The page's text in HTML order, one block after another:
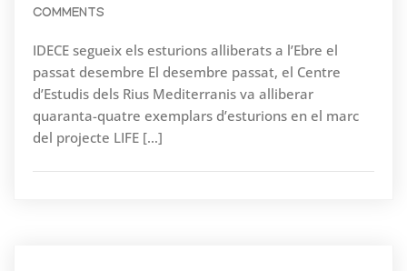
COMMENTS
IDECE segueix els esturions alliberats a l’Ebre el
passat desembre El desembre passat, el Centre
d’Estudis dels Rius Mediterranis va alliberar
quaranta-quatre exemplars d’esturions en el marc
del projecte LIFE […]